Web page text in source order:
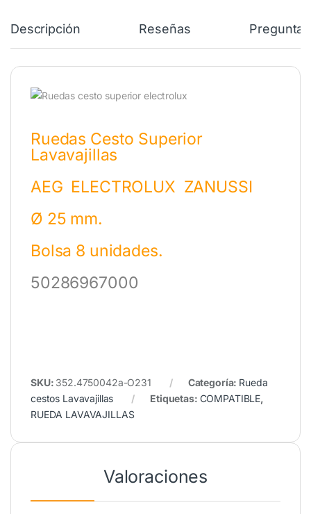
Descripción Reseñas
Ruedas Cesto Superior
Lavavajillas
AEG ELECTROLUX ZANUSSI
Ø 25 mm.
Bolsa 8 unidades.
50286967000
SKU: 352.4750042a-O231 Categoría: Rueda
cestos Lavavajillas
Etiquetas: COMPATIBLE,
RUEDA LAVAVAJILLAS
Valoraciones